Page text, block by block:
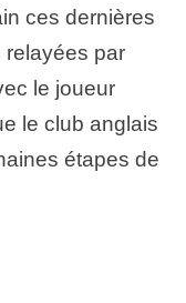
ces dernières
relayées par
le joueur
le club anglais
étapes de